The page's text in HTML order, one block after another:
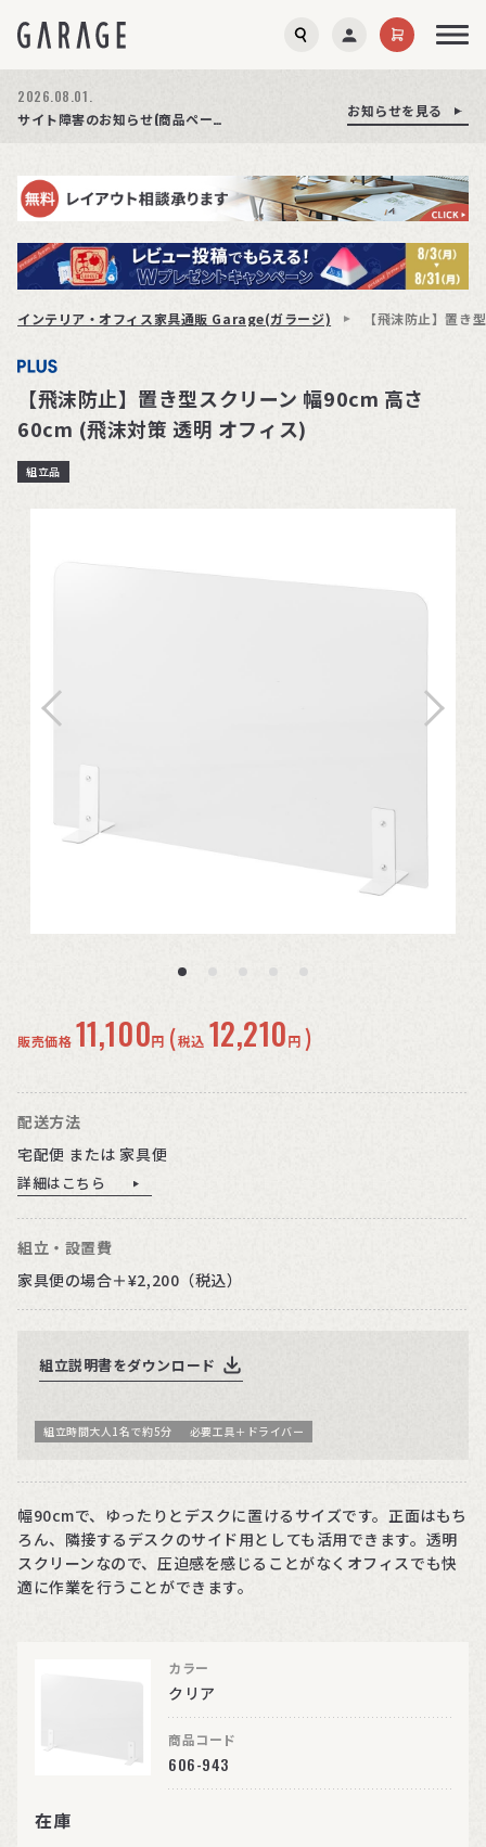
お知らせを見る
商品ページ障害復旧のお知らせ お知らせを見る
2026.08.01.
サイト障害のお知らせ(商品ページが正常に表示されない事象発生)
お知らせを見る
インテリア・オフィス家具通販 Garage(ガラージ) 【飛沫防止】置
【飛沫防止】置き型スクリーン 幅90cm 高さ
60cm (飛沫対策 透明 オフィス)
組立品
販売価格 11,100円 (税込 12,210円 )
配送方法
宅配便 または 家具便
詳細はこちら
組立・設置費
家具便の場合＋¥2,200（税込）
組立説明書をダウンロード
組立時間大人1名で約5分 必要工具＋ドライバー
幅90cmで、ゆったりとデスクに置けるサイズです。正面はもち
ろん、隣接するデスクのサイド用としても活用できます。透明
スクリーンなので、圧迫感を感じることがなくオフィスでも快
適に作業を行うことができます。
カラー
クリア
商品コード
606-943
在庫